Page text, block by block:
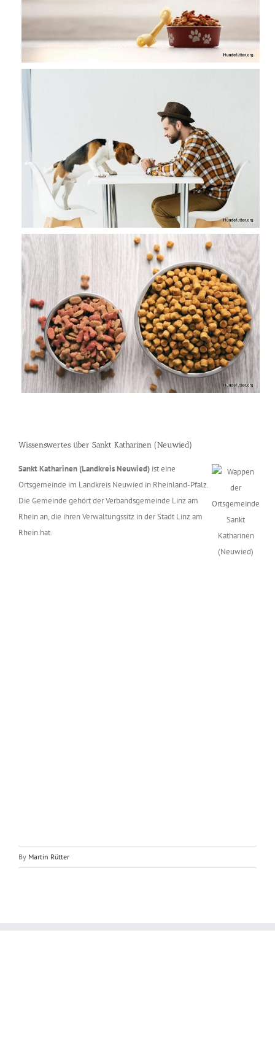
Wissenswertes über Sankt Katharinen (Neuwied)
Sankt Katharinen (Landkreis Neuwied) ist eine
Ortsgemeinde im Landkreis Neuwied in Rheinland-Pfalz.
Die Gemeinde gehört der Verbandsgemeinde Linz am
Rhein an, die ihren Verwaltungssitz in der Stadt Linz am
Rhein hat.
By Martin Rütter